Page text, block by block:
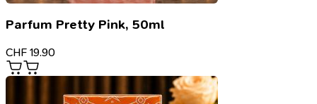
Parfum Pretty Pink, 50ml
CHF 19.90